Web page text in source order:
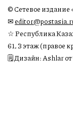
© Сетевое
✉︎
☆ Республика
61, 3 этаж (правое
🗒 Дизайн: Ashlar